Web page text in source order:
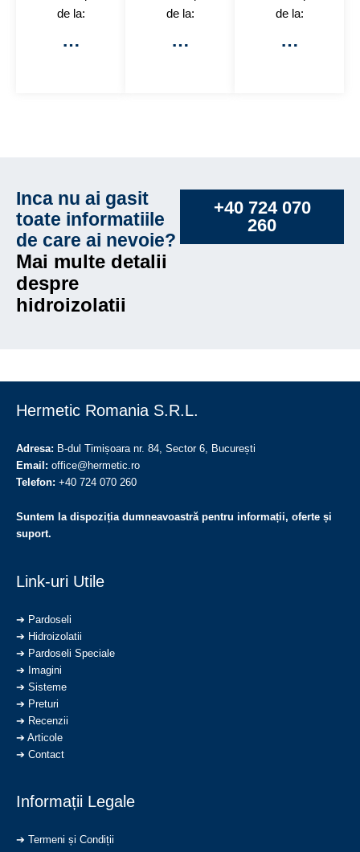
de la:
…
de la:
…
de la:
…
Inca nu ai gasit
toate informatiile
de care ai nevoie?
Mai multe detalii
despre
hidroizolatii
+40 724 070
260
Hermetic Romania S.R.L.
Adresa: B-dul Timișoara nr. 84, Sector 6, București
Email: office@hermetic.ro
Telefon: +‪40 724 070 260‬
Suntem la dispoziția dumneavoastră pentru informații, oferte și
suport.
Link-uri Utile
➔ Pardoseli
➔ Hidroizolatii
➔ Pardoseli Speciale
➔ Imagini
➔ Sisteme
➔ Preturi
➔ Recenzii
➔ Articole
➔ Contact
Informații Legale
➔ Termeni și Condiții